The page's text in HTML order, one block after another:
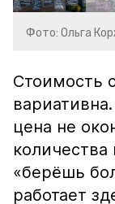
Фото: Ольга
Стоимость
цена не
«берёшь
работает